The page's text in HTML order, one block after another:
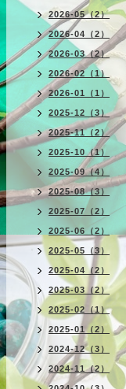
2026-05（2）
2026-04（2）
2026-03（2）
2026-02（1）
2026-01（1）
2025-12（3）
2025-11（2）
2025-10（1）
2025-09（4）
2025-08（3）
2025-07（2）
2025-06（2）
2025-05（3）
2025-04（2）
2025-03（2）
2025-02（1）
2025-01（2）
2024-12（3）
2024-11（2）